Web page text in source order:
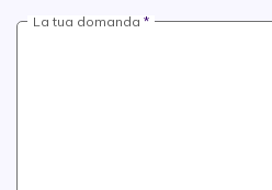
La tua domanda